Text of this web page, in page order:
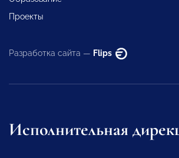
Проекты
Разработка сайта — Flips
Исполнительная